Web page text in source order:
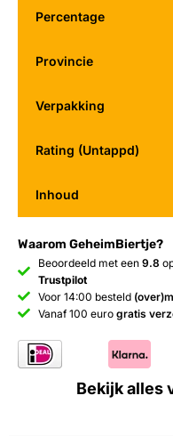
Waarom GeheimBiertje?
Beoordeeld met een 9.8
Trustpilot
Voor 14:00 besteld
Vanaf 100 euro gratis
Percentage
Provincie
Verpakking
Rating (Untappd)
Inhoud
Bekijk alles